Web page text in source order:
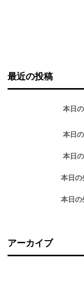
最近の投稿
本日
本日
本日
本日の
本日の
アーカイブ